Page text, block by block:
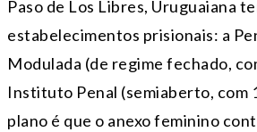
Paso de Los Libres, Uruguaiana
estabelecimentos prisionais: a
Modulada (de regime fechado,
Instituto Penal (semiaberto, com
plano é que o anexo feminino